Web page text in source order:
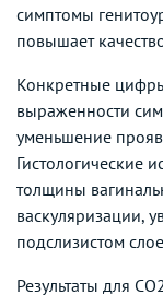
симптомы
повышает
Конкретные
выраженности
уменьшение
Гистологические
толщины
васкуляризации,
подслизистом
Результаты для